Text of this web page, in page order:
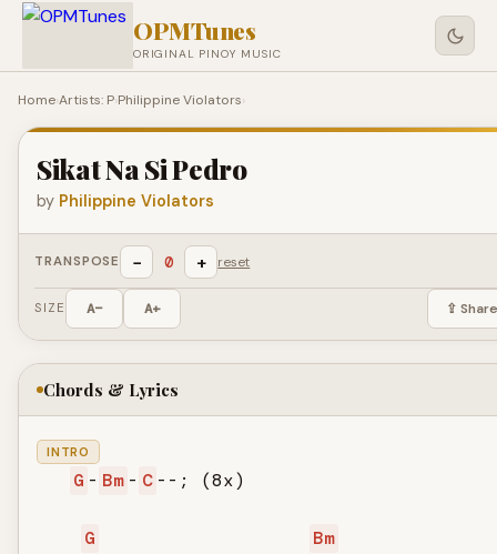
OPMTunes
ORIGINAL PINOY MUSIC
Home›Artists: P›Philippine Violators›
Sikat Na Si Pedro
by Philippine Violators
TRANSPOSE − 0 + reset
SIZE A− A+ ⇪ Share
Chords & Lyrics
INTRO
G - Bm - C --; (8x)
G
Bm